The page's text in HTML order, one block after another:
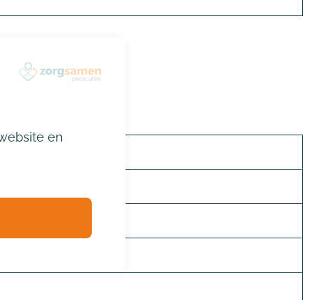
en